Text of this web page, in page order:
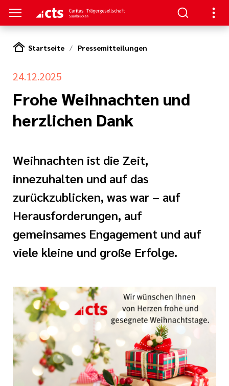
und
und zentrale
Care
cts
und FAQs
und
Startseite Pressemitteilungen
24.12.2025
Frohe Weihnachten und
herzlichen Dank
Weihnachten ist die Zeit,
innezuhalten und auf das
zurückzublicken, was war – auf
Herausforderungen, auf
gemeinsames Engagement und auf
viele kleine und große Erfolge.